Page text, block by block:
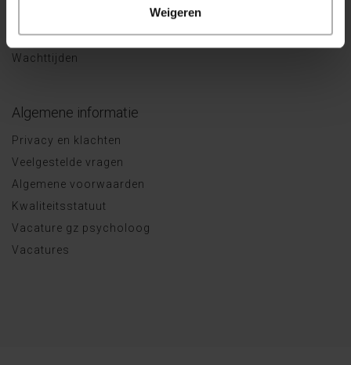
Weigeren
Vergoeding
Wachttijden
Algemene informatie
Privacy en klachten
Veelgestelde vragen
Algemene voorwaarden
Kwaliteitsstatuut
Vacature gz psycholoog
Vacatures